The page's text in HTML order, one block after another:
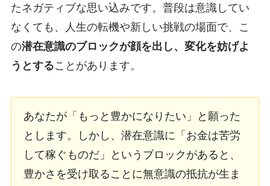
たネガティブな思い込みです。普段は意識してい
なくても、人生の転機や新しい挑戦の場面で、こ
の潜在意識のブロックが顔を出し、変化を妨げよ
うとすることがあります。
あなたが「もっと豊かになりたい」と願った
とします。しかし、潜在意識に「お金は苦労
して稼ぐものだ」というブロックがあると、
豊かさを受け取ることに無意識の抵抗が生ま